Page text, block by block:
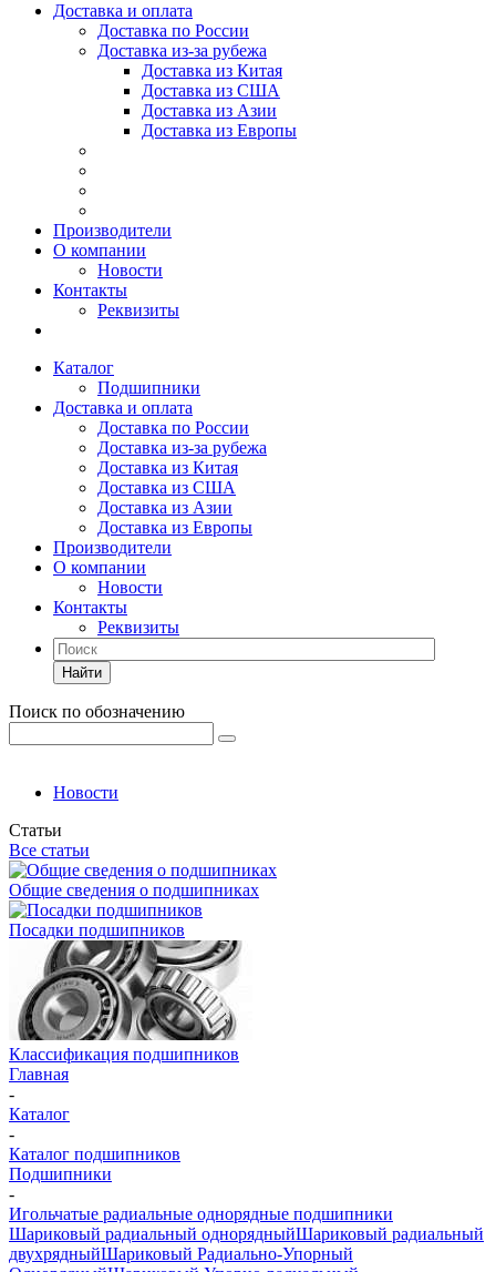
Доставка и оплата
Доставка по России
Доставка из-за рубежа
Доставка из Китая
Доставка из США
Доставка из Азии
Доставка из Европы
Производители
О компании
Новости
Контакты
Реквизиты
Каталог
Подшипники
Доставка и оплата
Доставка по России
Доставка из-за рубежа
Доставка из Китая
Доставка из США
Доставка из Азии
Доставка из Европы
Производители
О компании
Новости
Контакты
Реквизиты
Найти
Поиск по обозначению
Новости
Статьи
Все статьи
Общие сведения о подшипниках
Посадки подшипников
Классификация подшипников
Главная
-
Каталог
-
Каталог подшипников
Подшипники
-
Игольчатые радиальные однорядные подшипники
Шариковый радиальный однорядныйШариковый радиальный
двухрядныйШариковый Радиально-Упорный